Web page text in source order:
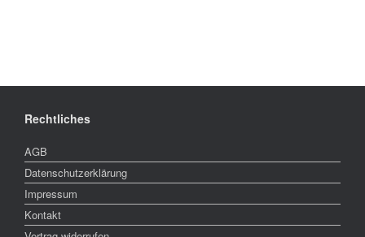
Rechtliches
AGB
Datenschutzerklärung
Impressum
Kontakt